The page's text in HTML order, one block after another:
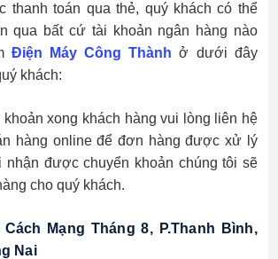
thanh toán qua thẻ, quý khách có thể
qua bất cứ tài khoản ngân hàng nào
Điện Máy Công Thành ở dưới đây
khách:
khoản xong khách hàng vui lòng liên hệ
hàng online để đơn hàng được xử lý
nhận được chuyển khoản chúng tôi sẽ
cho quý khách.
Cách Mạng Tháng 8, P.Thanh Bình,
Nai